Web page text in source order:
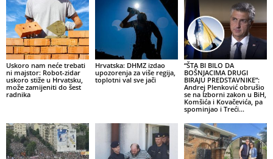
Uskoro nam neće trebati
ni majstor: Robot-zidar
uskoro stiže u Hrvatsku,
može zamijeniti do šest
radnika
Hrvatska: DHMZ izdao
upozorenja za više regija,
toplotni val sve jači
“ŠTA BI BILO DA
BOŠNJACIMA DRUGI
BIRAJU PREDSTAVNIKE”:
Andrej Plenković obrušio
se na Izborni zakon u BiH,
Komšića i Kovačevića, pa
spominjao i Treći...